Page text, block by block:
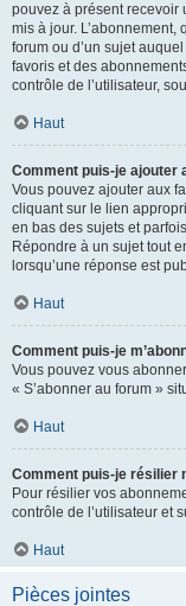
pouvez à présent recevoir
mis à jour. L’abonnement,
forum ou d’un sujet
favoris et des
contrôle de l’utilisateur,
Haut
Comment puis-je ajouter
Vous pouvez ajouter aux
cliquant sur le lien
en bas des sujets et
Répondre à un sujet tout
lorsqu’une réponse est
Haut
Comment puis-je
Vous pouvez vous
« S’abonner au forum »
Haut
Comment puis-je résilier
Pour résilier vos
contrôle de l’utilisateur et
Haut
Pièces jointes